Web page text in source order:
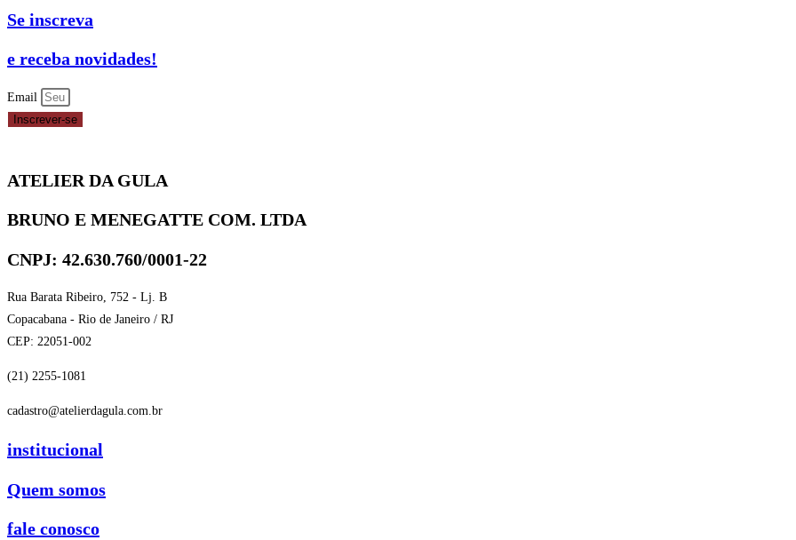
Se inscreva
e receba novidades!
Email
Inscrever-se
ATELIER DA GULA
BRUNO E MENEGATTE COM. LTDA
CNPJ: 42.630.760/0001-22
Rua Barata Ribeiro, 752 - Lj. B
Copacabana - Rio de Janeiro / RJ
CEP: 22051-002
(21) 2255-1081
cadastro@atelierdagula.com.br
institucional
Quem somos
fale conosco